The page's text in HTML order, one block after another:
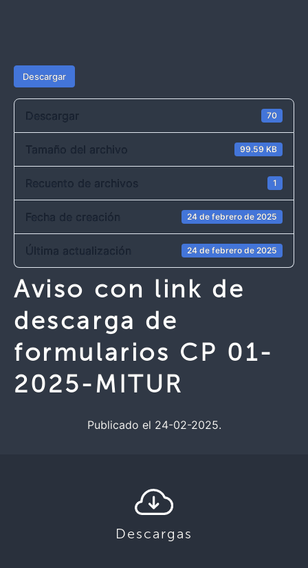
Descargar
Descargar 70
Tamaño del archivo 99.59 KB
Recuento de archivos 1
Fecha de creación 24 de febrero de 2025
Última actualización 24 de febrero de 2025
Aviso con link de
descarga de
formularios CP 01-
2025-MITUR
Publicado el 24-02-2025.
Descargas